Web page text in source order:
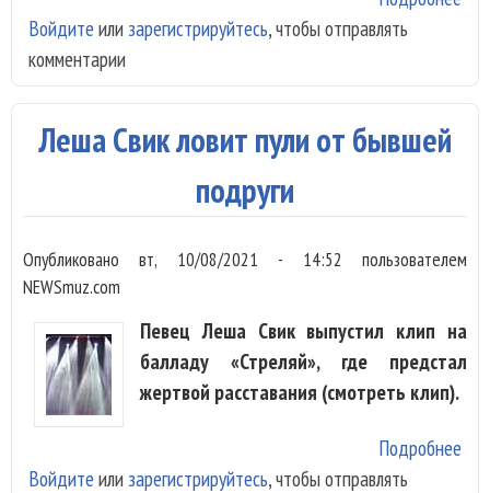
Войдите или зарегистрируйтесь, чтобы отправлять
комментарии
Леша Свик ловит пули от бывшей
подруги
Опубликовановт, 10/08/2021 - 14:52 пользователем
NEWSmuz.com
Певец Леша Свик выпустил клип на
балладу «Стреляй», где предстал
жертвой расставания (смотреть клип).
Подробнее
Войдите или зарегистрируйтесь, чтобы отправлять